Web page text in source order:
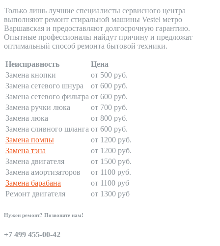
Только лишь лучшие специалисты сервисного центра
выполняют ремонт стиральной машины Vestel метро
Варшавская и предоставляют долгосрочную гарантию.
Опытные профессионалы найдут причину и предложат
оптимальный способ ремонта бытовой техники.
Неисправность
Цена
Замена кнопки
от 500 руб.
Замена сетевого шнура
от 600 руб.
Замена сетевого фильтра от 600 руб.
Замена ручки люка
от 700 руб.
Замена люка
от 800 руб.
Замена сливного шланга от 600 руб.
Замена помпы
от 1200 руб.
Замена тэна
от 1200 руб.
Замена двигателя
от 1500 руб.
Замена амортизаторов
от 1100 руб.
Замена барабана
от 1100 руб
Ремонт двигателя
от 1300 руб
Нужен ремонт? Позвоните нам!
+7 499 455-00-42